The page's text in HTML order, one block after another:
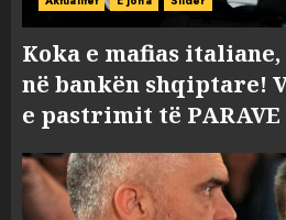
Koka e mafias
në bankën shqiptare!
e pastrimit të